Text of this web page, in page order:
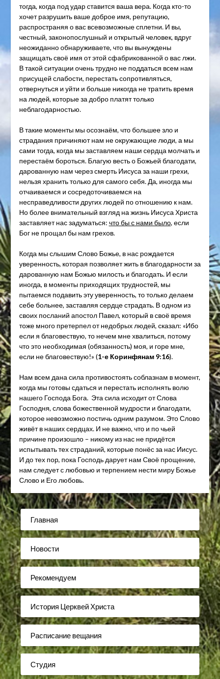
тогда, когда под удар ставится ваша вера. Когда кто-то
хочет разрушить ваше доброе имя, репутацию,
распространяя о вас всевозможные сплетни. И вы,
честный, законопослушный и открытый человек, вдруг
неожиданно обнаруживаете, что вы вынуждены
защищать своё имя от этой сфабрикованной о вас лжи.
В такой ситуации очень трудно не поддаться всем нам
присущей слабости, перестать сопротивляться,
отвернуться и уйти и больше никогда не тратить время
на людей, которые за добро платят только
неблагодарностью.
В такие моменты мы осознаём, что большее зло и
страдания причиняют нам не окружающие люди, а мы
сами тогда, когда мы заставляем наши сердца молчать и
перестаём бороться. Благую весть о Божьей благодати,
дарованную нам через смерть Иисуса за наши грехи,
нельзя хранить только для самого себя. Да, иногда мы
отчаиваемся и сосредоточиваемся на
несправедливости других людей по отношению к нам.
Но более внимательный взгляд на жизнь Иисуса Христа
заставляет нас задуматься: что бы с нами было, если
Бог не прощал бы нам грехов.
Когда мы слышим Слово Божье, в нас рождается
уверенность, которая позволяет жить в благодарности за
дарованную нам Божью милость и благодать. И если
иногда, в моменты приходящих трудностей, мы
пытаемся подавить эту уверенность, то только делаем
себе больнее, заставляя сердце страдать. В одном из
своих посланий апостол Павел, который в своё время
тоже много претерпел от недобрых людей, сказал: «Ибо
если я благовествую, то нечем мне хвалиться, потому
что это необходимая (обязанность) моя, и горе мне,
если не благовествую!» (1-е Коринфянам 9:16).
Нам всем дана сила противостоять соблазнам в момент,
когда мы готовы сдаться и перестать исполнять волю
нашего Господа Бога. Эта сила исходит от Слова
Господня, слова божественной мудрости и благодати,
которое невозможно постичь одним разумом. Это Слово
живёт в наших сердцах. И не важно, что и по чьей
причине произошло – никому из нас не придётся
испытывать тех страданий, которые понёс за нас Иисус.
И до тех пор, пока Господь дарует нам Своё прощение,
нам следует с любовью и терпением нести миру Божье
Слово и Его любовь.
Главная
Новости
Рекомендуем
История Церквей Христа
Расписание вещания
Студия